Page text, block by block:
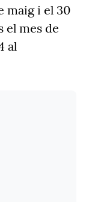
maig i el 30
el mes de
al